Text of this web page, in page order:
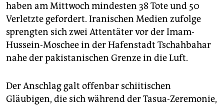
abo
genossenschaft
epaper login
haben am Mittwoch mindesten 38 Tote und 50
Verletzte gefordert. Iranischen Medien zufolge
sprengten sich zwei Attentäter vor der Imam-
Hussein-Moschee in der Hafenstadt Tschahbahar
nahe der pakistanischen Grenze in die Luft.
Der Anschlag galt offenbar schiitischen
Gläubigen, die sich während der Tasua-Zeremonie,